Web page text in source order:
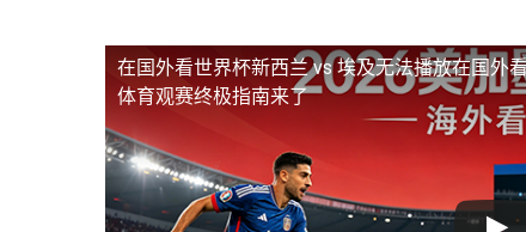
在国外看世界杯新西兰 vs 埃及无法播放在国外
体育观赛终极指南来了